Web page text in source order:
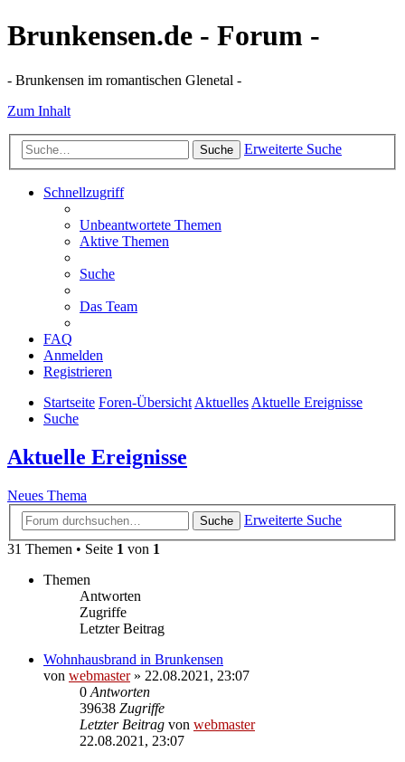
Brunkensen.de - Forum -
- Brunkensen im romantischen Glenetal -
Zum Inhalt
Suche Erweiterte Suche
Schnellzugriff
Unbeantwortete Themen
Aktive Themen
Suche
Das Team
FAQ
Anmelden
Registrieren
Startseite Foren-ÜbersichtAktuellesAktuelle Ereignisse
Suche
Aktuelle Ereignisse
Neues Thema
Suche
Erweiterte Suche
31 Themen • Seite 1 von 1
Themen
Antworten
Zugriffe
Letzter Beitrag
Wohnhausbrand in Brunkensen
von webmaster» 22.08.2021, 23:07
0 Antworten
39638 Zugriffe
Letzter Beitrag von webmaster
22.08.2021, 23:07